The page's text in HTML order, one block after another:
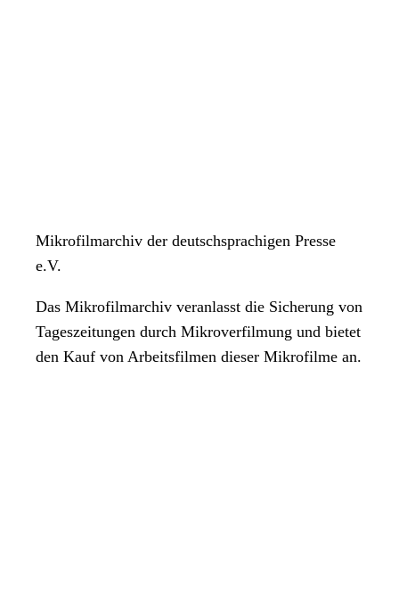
Mikrofilmarchiv der deutschsprachigen Presse
e.V.
Das Mikrofilmarchiv veranlasst die Sicherung von
Tageszeitungen durch Mikroverfilmung und bietet
den Kauf von Arbeitsfilmen dieser Mikrofilme an.